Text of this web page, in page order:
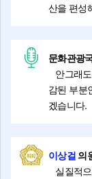
산을 편성
문화관광
안그래
감된 부분
겠습니다.
이상걸의
실질적